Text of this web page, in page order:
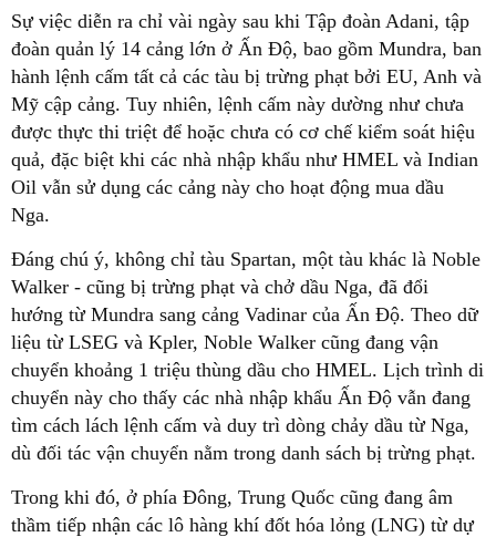
Sự việc diễn ra chỉ vài ngày sau khi Tập đoàn Adani, tập
đoàn quản lý 14 cảng lớn ở Ấn Độ, bao gồm Mundra, ban
hành lệnh cấm tất cả các tàu bị trừng phạt bởi EU, Anh và
Mỹ cập cảng. Tuy nhiên, lệnh cấm này dường như chưa
được thực thi triệt để hoặc chưa có cơ chế kiểm soát hiệu
quả, đặc biệt khi các nhà nhập khẩu như HMEL và Indian
Oil vẫn sử dụng các cảng này cho hoạt động mua dầu
Nga.
Đáng chú ý, không chỉ tàu Spartan, một tàu khác là Noble
Walker - cũng bị trừng phạt và chở dầu Nga, đã đổi
hướng từ Mundra sang cảng Vadinar của Ấn Độ. Theo dữ
liệu từ LSEG và Kpler, Noble Walker cũng đang vận
chuyển khoảng 1 triệu thùng dầu cho HMEL. Lịch trình di
chuyển này cho thấy các nhà nhập khẩu Ấn Độ vẫn đang
tìm cách lách lệnh cấm và duy trì dòng chảy dầu từ Nga,
dù đối tác vận chuyển nằm trong danh sách bị trừng phạt.
Trong khi đó, ở phía Đông, Trung Quốc cũng đang âm
thầm tiếp nhận các lô hàng khí đốt hóa lỏng (LNG) từ dự